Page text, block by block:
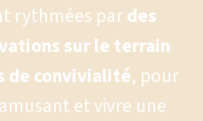
rythmées par des
sur le terrain
de convivialité, pour
et vivre une